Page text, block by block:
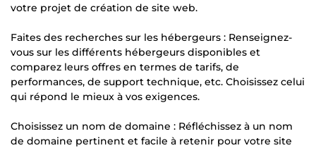
votre projet de création de site web.
Faites des recherches sur les hébergeurs : Renseignez-
vous sur les différents hébergeurs disponibles et
comparez leurs offres en termes de tarifs, de
performances, de support technique, etc. Choisissez celui
qui répond le mieux à vos exigences.
Choisissez un nom de domaine : Réfléchissez à un nom
de domaine pertinent et facile à retenir pour votre site